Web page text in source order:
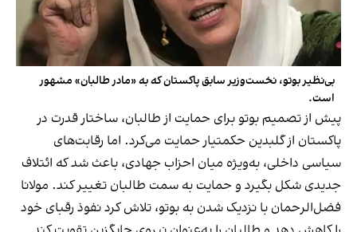
بی‌نظیر بوتو، نخست‌وزیر سابق پاکستان که به «مادر طالبان» مشهور
است.
پیش از تصمیم بوتو برای حمایت از طالبان، ساختار قدرت در
پاکستان از گلبدین حکمتیار حمایت می‌کرد. اما رقابت‌های
سیاسی داخلی، به‌ویژه میان احزاب جهادی، باعث شد که ائتلاف
جدیدی شکل بگیرد و حمایت به سمت طالبان تغییر کند. مولانا
فضل‌الرحمان با نزدیک شدن به بوتو، تلاش کرد نفوذ رقبای خود